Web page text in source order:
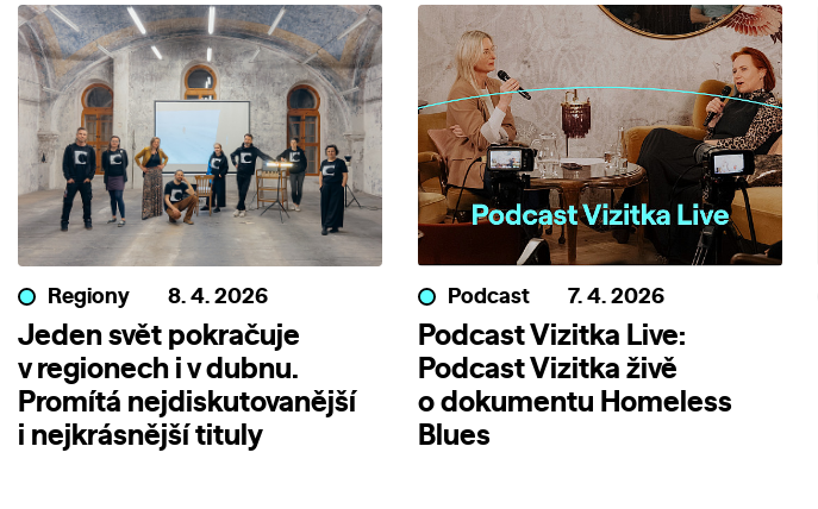
Regiony 8. 4. 2026
Jeden svět pokračuje
v regionech i v dubnu.
Promítá nejdiskutovanější
i nejkrásnější tituly
Podcast 7. 4. 2026
Podcast Vizitka Live:
Podcast Vizitka živě
o dokumentu Homeless
Blues